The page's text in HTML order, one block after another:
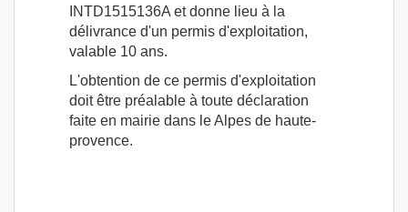
INTD1515136A et donne lieu à la
délivrance d'un permis d'exploitation,
valable 10 ans.
L'obtention de ce permis d'exploitation
doit être préalable à toute déclaration
faite en mairie dans le Alpes de haute-
provence.